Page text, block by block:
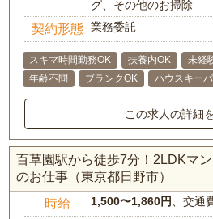
グ、その他のお掃除
契約形態 業務委託
スキマ時間勤務OK 扶養内OK 未経
年齢不問
ブランクOK ハウスキー
この求人の詳細
百草園駅から徒歩7分！2LDKマ
のお仕事（東京都日野市）
時給 1,500〜1,860円、交通